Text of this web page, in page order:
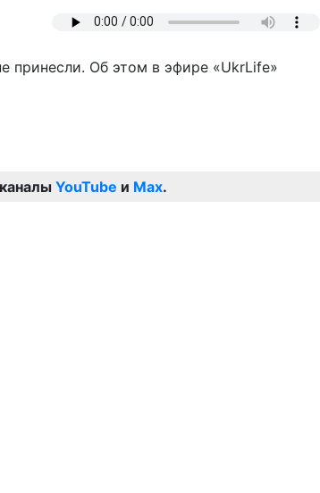
принесли. Об этом в эфире «UkrLife»
YouTube и Max.